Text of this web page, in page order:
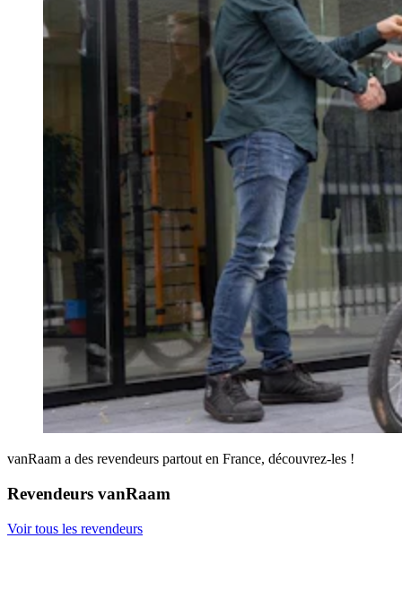
vanRaam a des revendeurs partout en France, découvrez-les !
Revendeurs vanRaam
Voir tous les revendeurs